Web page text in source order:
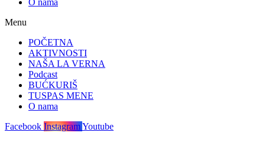
O nama
Menu
POČETNA
AKTIVNOSTI
NAŠA LA VERNA
Podcast
BUĆKURIŠ
TUSPAS MENE
O nama
Facebook InstagramYoutube